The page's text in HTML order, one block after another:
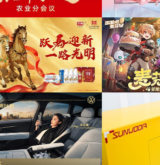
为华为Vision智慧屏6鸿蒙智家技术发布会精
华剪项目提供音乐版权
为
为《出发吧麦芬》2周年活动提供音乐版权